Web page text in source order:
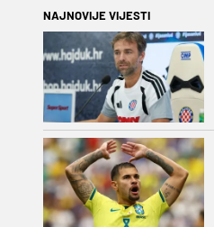
NAJNOVIJE VIJESTI